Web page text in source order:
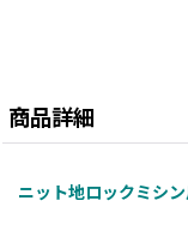
商品詳細
ニット地ロックミシ